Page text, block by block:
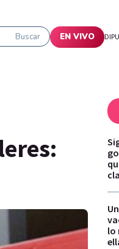
Buscar EN VIVO
lo